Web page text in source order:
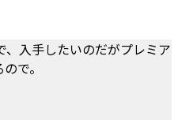
入手したいのだがプレミア
で。